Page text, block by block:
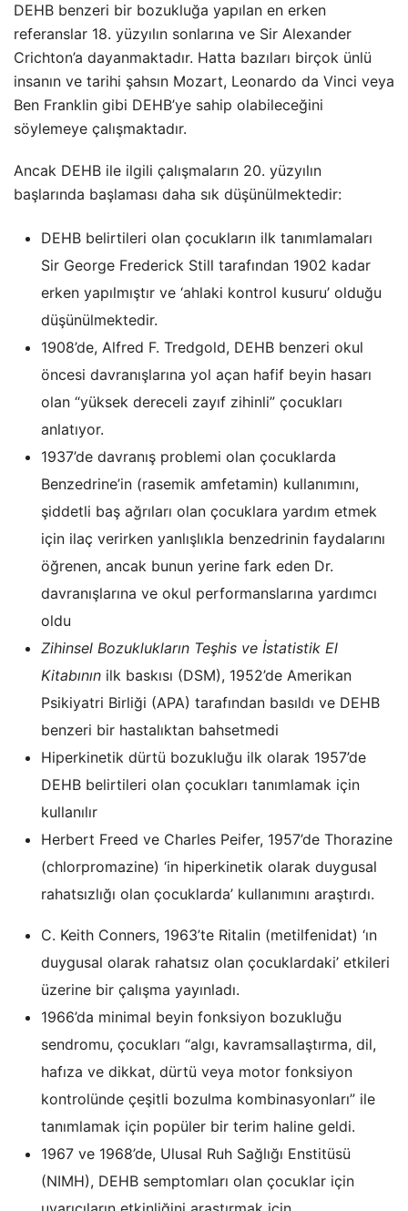
DEHB benzeri bir bozukluğa yapılan en erken
referanslar 18. yüzyılın sonlarına ve Sir Alexander
Crichton’a dayanmaktadır. Hatta bazıları birçok ünlü
insanın ve tarihi şahsın Mozart, Leonardo da Vinci veya
Ben Franklin gibi DEHB’ye sahip olabileceğini
söylemeye çalışmaktadır.
Ancak DEHB ile ilgili çalışmaların 20. yüzyılın
başlarında başlaması daha sık düşünülmektedir:
DEHB belirtileri olan çocukların ilk tanımlamaları
Sir George Frederick Still tarafından 1902 kadar
erken yapılmıştır ve ‘ahlaki kontrol kusuru’ olduğu
düşünülmektedir.
1908’de, Alfred F. Tredgold, DEHB benzeri okul
öncesi davranışlarına yol açan hafif beyin hasarı
olan “yüksek dereceli zayıf zihinli” çocukları
anlatıyor.
1937’de davranış problemi olan çocuklarda
Benzedrine’in (rasemik amfetamin) kullanımını,
şiddetli baş ağrıları olan çocuklara yardım etmek
için ilaç verirken yanlışlıkla benzedrinin faydalarını
öğrenen, ancak bunun yerine fark eden Dr.
davranışlarına ve okul performanslarına yardımcı
oldu
Zihinsel Bozuklukların Teşhis ve İstatistik El
Kitabının ilk baskısı (DSM), 1952’de Amerikan
Psikiyatri Birliği (APA) tarafından basıldı ve DEHB
benzeri bir hastalıktan bahsetmedi
Hiperkinetik dürtü bozukluğu ilk olarak 1957’de
DEHB belirtileri olan çocukları tanımlamak için
kullanılır
Herbert Freed ve Charles Peifer, 1957’de Thorazine
(chlorpromazine) ‘in hiperkinetik olarak duygusal
rahatsızlığı olan çocuklarda’ kullanımını araştırdı.
C. Keith Conners, 1963’te Ritalin (metilfenidat) ‘ın
duygusal olarak rahatsız olan çocuklardaki’ etkileri
üzerine bir çalışma yayınladı.
1966’da minimal beyin fonksiyon bozukluğu
sendromu, çocukları “algı, kavramsallaştırma, dil,
hafıza ve dikkat, dürtü veya motor fonksiyon
kontrolünde çeşitli bozulma kombinasyonları” ile
tanımlamak için popüler bir terim haline geldi.
1967 ve 1968’de, Ulusal Ruh Sağlığı Enstitüsü
(NIMH), DEHB semptomları olan çocuklar için